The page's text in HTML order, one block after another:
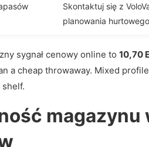
Skontaktuj się z
planowania hurtowego
sygnał cenowy online to 10,70
a cheap throwaway. Mixed
shelf.
magazynu